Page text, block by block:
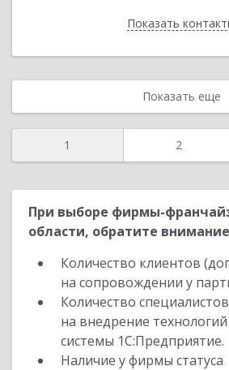
ПоказатьНазад
Показать еще
1 2
При выборе фирмы-
области, обратите
Количество клиентов
на сопровождении у
Количество
на внедрение
системы 1С:Предприятие.
Наличие у фирмы статуса